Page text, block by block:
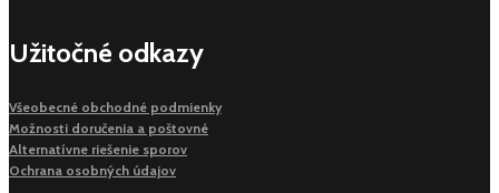
Užitočné odkazy
Všeobecné obchodné podmienky
Možnosti doručenia a poštovné
Alternatívne riešenie sporov
Ochrana osobných údajov